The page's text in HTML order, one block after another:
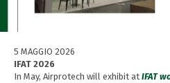
5 MAGGIO 2026
IFAT 2026
In May, Airprotech will exhibit at IFAT